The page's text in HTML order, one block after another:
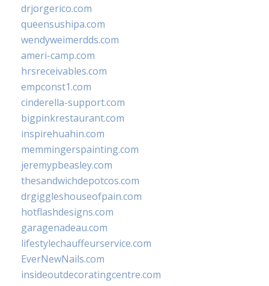
drjorgerico.com
queensushipa.com
wendyweimerdds.com
ameri-camp.com
hrsreceivables.com
empconst1.com
cinderella-support.com
bigpinkrestaurant.com
inspirehuahin.com
memmingerspainting.com
jeremypbeasley.com
thesandwichdepotcos.com
drgiggleshouseofpain.com
hotflashdesigns.com
garagenadeau.com
lifestylechauffeurservice.com
EverNewNails.com
insideoutdecoratingcentre.com